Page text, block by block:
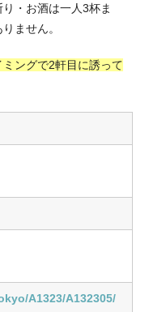
・お酒は一人3杯ま
ません。
ングで2軒目に誘って
A1323/A132305/